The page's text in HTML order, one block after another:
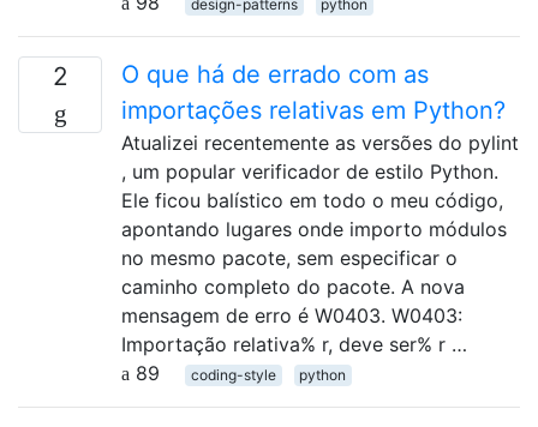
design-patterns python
2
O que há de errado com as
importações relativas em Python?
Atualizei recentemente as versões do pylint
, um popular verificador de estilo Python.
Ele ficou balístico em todo o meu código,
apontando lugares onde importo módulos
no mesmo pacote, sem especificar o
caminho completo do pacote. A nova
mensagem de erro é W0403. W0403:
Importação relativa% r, deve ser% r …
89
coding-style python